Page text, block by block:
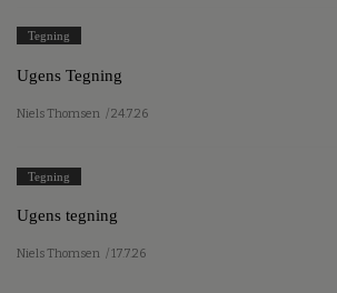
Tegning
Ugens Tegning
Niels Thomsen / 24.7.26
Tegning
Ugens tegning
Niels Thomsen / 17.7.26